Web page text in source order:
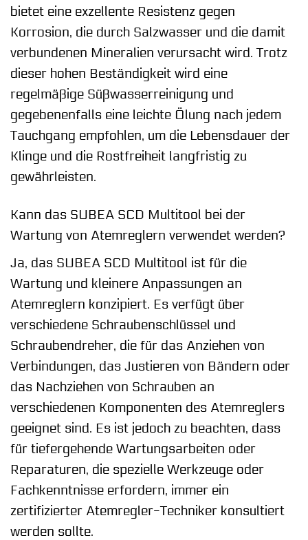
bietet eine exzellente Resistenz gegen
Korrosion, die durch Salzwasser und die damit
verbundenen Mineralien verursacht wird. Trotz
dieser hohen Beständigkeit wird eine
regelmäßige Süßwasserreinigung und
gegebenenfalls eine leichte Ölung nach jedem
Tauchgang empfohlen, um die Lebensdauer der
Klinge und die Rostfreiheit langfristig zu
gewährleisten.
Kann das SUBEA SCD Multitool bei der
Wartung von Atemreglern verwendet werden?
Ja, das SUBEA SCD Multitool ist für die
Wartung und kleinere Anpassungen an
Atemreglern konzipiert. Es verfügt über
verschiedene Schraubenschlüssel und
Schraubendreher, die für das Anziehen von
Verbindungen, das Justieren von Bändern oder
das Nachziehen von Schrauben an
verschiedenen Komponenten des Atemreglers
geeignet sind. Es ist jedoch zu beachten, dass
für tiefergehende Wartungsarbeiten oder
Reparaturen, die spezielle Werkzeuge oder
Fachkenntnisse erfordern, immer ein
zertifizierter Atemregler-Techniker konsultiert
werden sollte.